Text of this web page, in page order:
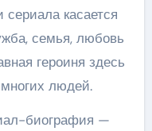
сериала касается
семья, любовь
героиня здесь
людей.
биография —